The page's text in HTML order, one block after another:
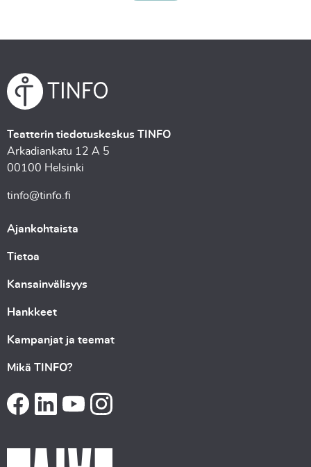
Teatterin tiedotuskeskus TINFO
Arkadiankatu 12 A 5
00100 Helsinki
tinfo@tinfo.fi
Ajankohtaista
Tietoa
Kansainvälisyys
Hankkeet
Kampanjat ja teemat
Mikä TINFO?